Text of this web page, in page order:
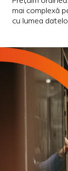
mai complexă
cu lumea